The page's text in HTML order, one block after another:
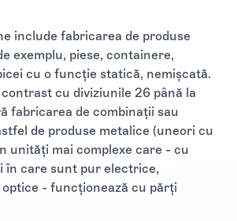
include fabricarea de produse
exemplu, piese, containere,
cu o funcție statică, nemișcată.
cu diviziunile 26 până la
fabricarea de combinații sau
de produse metalice (uneori cu
unități mai complexe care - cu
în care sunt pur electrice,
- funcționează cu părți